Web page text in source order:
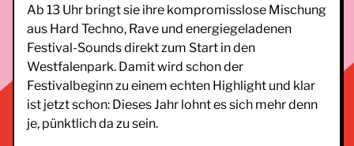
Ab 13 Uhr bringt sie ihre kompromisslose Mischung
aus Hard Techno, Rave und energiegeladenen
Festival-Sounds direkt zum Start in den
Westfalenpark. Damit wird schon der
Festivalbeginn zu einem echten Highlight und klar
ist jetzt schon: Dieses Jahr lohnt es sich mehr denn
je, pünktlich da zu sein.